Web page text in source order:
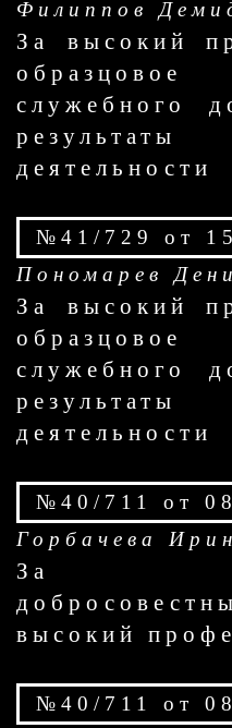
Филиппов
За высокий
служебного
деятельности
№41/729 от
Пономарев
За высокий
служебного
деятельности
№40/711 от
Горбачева
За
высокий
№40/711 от